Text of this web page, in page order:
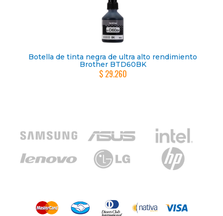
Botella de tinta negra de ultra alto rendimiento
Brother BTD60BK
$ 29.260